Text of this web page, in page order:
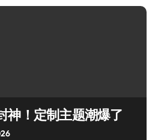
神！定制主题潮爆了